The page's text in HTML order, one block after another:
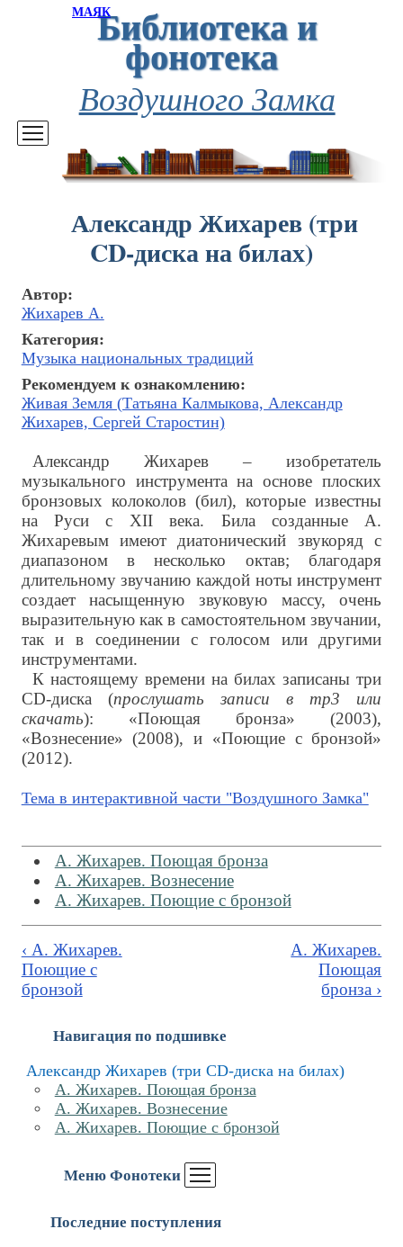
МАЯКБиблиотека и
фонотека
Воздушного Замка
Навигация по подшивке
Александр Жихарев (три CD-диска на билах)
А. Жихарев. Поющая бронза
А. Жихарев. Вознесение
А. Жихарев. Поющие с бронзой
Меню Фонотеки
Последние поступления
Александр Жихарев (три
CD-диска на билах)
Автор:
Жихарев А.
Категория:
Музыка национальных традиций
Рекомендуем к ознакомлению:
Живая Земля (Татьяна Калмыкова, Александр
Жихарев, Сергей Старостин)
Александр Жихарев – изобретатель
музыкального инструмента на основе плоских
бронзовых колоколов (бил), которые известны
на Руси с XII века. Била созданные А.
Жихаревым имеют диатонический звукоряд с
диапазоном в несколько октав; благодаря
длительному звучанию каждой ноты инструмент
создает насыщенную звуковую массу, очень
выразительную как в самостоятельном звучании,
так и в соединении с голосом или другими
инструментами.
К настоящему времени на билах записаны три
CD-диска (прослушать записи в mp3 или
скачать): «Поющая бронза» (2003),
«Вознесение» (2008), и «Поющие с бронзой»
(2012).
Тема в интерактивной части "Воздушного Замка"
А. Жихарев. Поющая бронза
А. Жихарев. Вознесение
А. Жихарев. Поющие с бронзой
‹ А. Жихарев.
Поющие с
бронзой
А. Жихарев.
Поющая
бронза ›